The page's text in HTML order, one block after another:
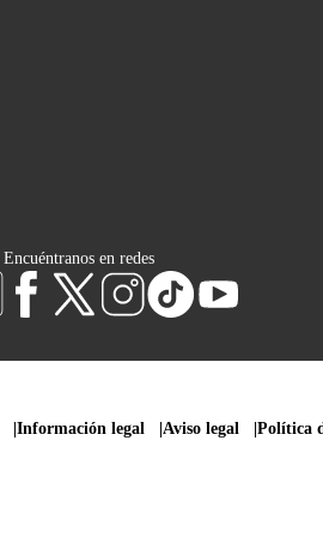
Encuéntranos en redes
Información legal Aviso legal Política